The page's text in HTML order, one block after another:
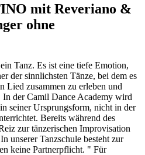
mit Reveriano &
ohne
Tanz. Es ist eine tiefe Emotion,
der sinnlichsten Tänze, bei dem es
Lied zusammen zu erleben und
In der Camil Dance Academy wird
seiner Ursprungsform, nicht in der
Bereits während des
zur tänzerischen Improvisation
unserer Tanzschule besteht zur
keine Partnerpflicht. ​" Für